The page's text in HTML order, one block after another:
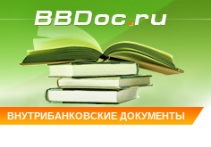
ВНУТРИБАНКОВСКИЕ ДОКУМЕНТЫ